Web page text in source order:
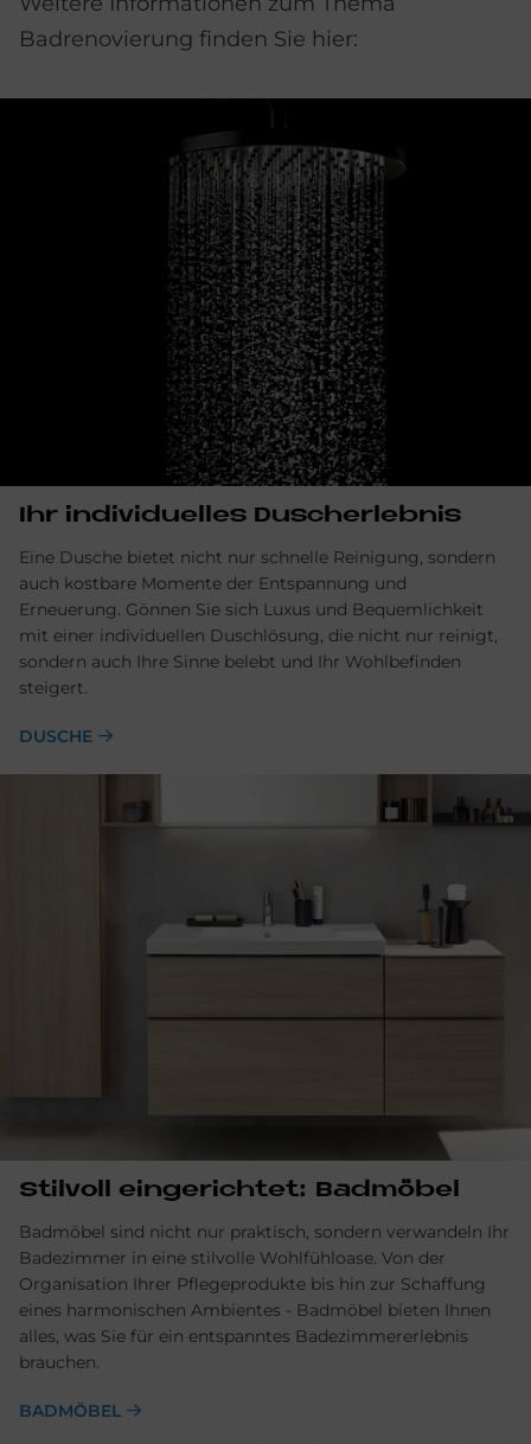
Badrenovierung finden Sie hier:
Ihr in­di­vi­du­el­les Du­sch­er­leb­nis
Eine Dusche bietet nicht nur schnelle Reinigung, sondern
auch kostbare Momente der Entspannung und
Erneuerung. Gönnen Sie sich Luxus und Bequemlichkeit
mit einer individuellen Duschlösung, die nicht nur reinigt,
sondern auch Ihre Sinne belebt und Ihr Wohlbefinden
steigert.
DUSCHE
Stil­voll ein­ge­rich­tet: Bad­mö­bel
Badmöbel sind nicht nur praktisch, sondern ver­wandeln Ihr
Bade­zimmer in eine stil­volle Wohlfühl­oase. Von der
Organisation Ihrer Pflege­produkte bis hin zur Schaf­fung
eines harmonischen Ambientes - Bad­möbel bieten Ihnen
alles, was Sie für ein entspanntes Badezimmer­erlebnis
brauchen.
BADMÖBEL